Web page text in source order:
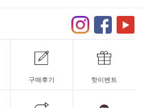
구매후기 핫이벤트